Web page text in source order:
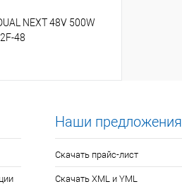
NEXT 48V 500W
48
Наши предложения
Скачать прайс-лист
Скачать XML и YML